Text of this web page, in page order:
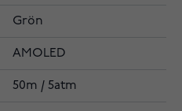
Grön
AMOLED
50m / 5atm